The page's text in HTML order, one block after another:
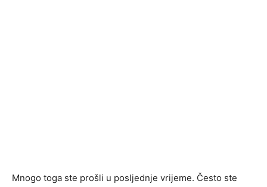
Mnogo toga ste prošli u posljednje vrijeme. Često ste